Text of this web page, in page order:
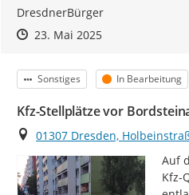
DresdnerBürger
Zeitpunkt des Erstellens
Zeitpunkt des Erstellens
23. Mai 2025Zur Äußerung
Kategorie
Sonstiges Status
In Bearbeitung
Kfz-Stellplätze vor
Ort
01307 Dresden,
Auf
Kfz-